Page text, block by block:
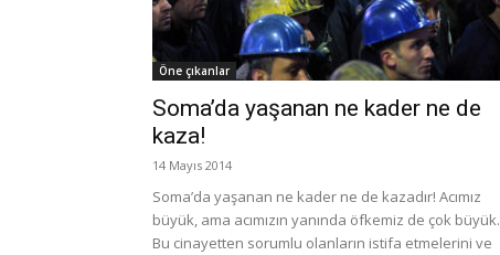
Öne çıkanlar
Soma’da yaşanan ne kader ne de
kaza!
14 Mayıs 2014
Soma’da yaşanan ne kader ne de kazadır! Acımız
büyük, ama acımızın yanında öfkemiz de çok büyük.
Bu cinayetten sorumlu olanların istifa etmelerini ve